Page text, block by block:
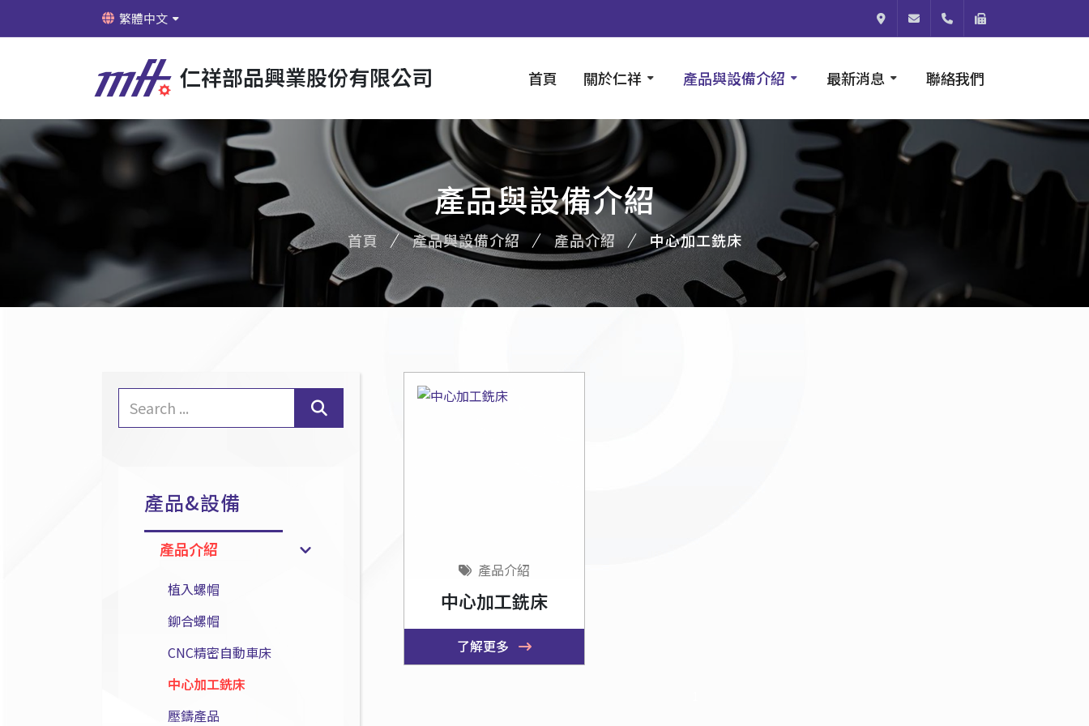
繁體中文 824003高雄市燕巢區安林四街64號
shou@micro-f.com.tw
886-7-614-0788
仁祥部品興業股份有限公司 首頁 關於仁祥 產品與設備介紹 最新消息 聯絡我們
產品與設備介紹
首頁 產品與設備介紹 產品介紹 中心加工銑床
產品&設備
產品介紹
植入螺帽
鉚合螺帽
CNC精密自動車床
中心加工銑床
壓鑄產品
產品介紹
中心加工銑床
了解更多